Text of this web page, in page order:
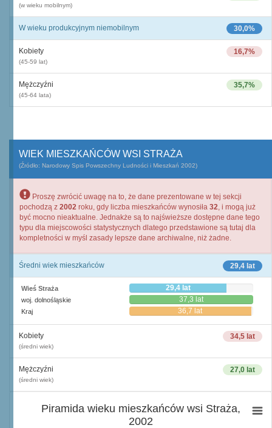
(w wieku mobilnym)
30,0%
W wieku produkcyjnym niemobilnym
16,7%
Kobiety
(45-59 lat)
35,7%
Mężczyźni
(45-64 lata)
WIEK MIESZKAŃCÓW WSI STRAŻA
(Źródło: Narodowy Spis Powszechny Ludności i Mieszkań 2002)
Proszę zwrócić uwagę na to, że dane prezentowane w tej sekcji
pochodzą z 2002 roku, gdy liczba mieszkańców wynosiła 32, i mogą już
być mocno nieaktualne. Jednakże są to najświeższe dostępne dane tego
typu dla miejscowości statystycznych dlatego przedstawione są tutaj dla
kompletności w myśl zasady lepsze dane archiwalne, niż żadne.
29,4 lat
Średni wiek mieszkańców
Wieś Straża 29,4 lat
woj. dolnośląskie 37,3 lat
Kraj 36,7 lat
34,5 lat
Kobiety
(średni wiek)
27,0 lat
Mężczyźni
(średni wiek)
Piramida wieku mieszkańców wsi Straża,
2002